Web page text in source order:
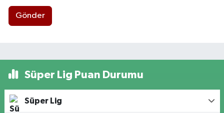
Gönder
Süper Lig Puan Durumu
Süper Lig